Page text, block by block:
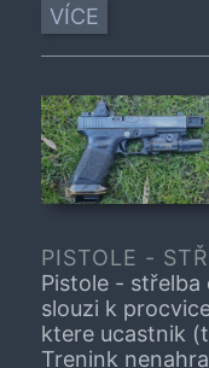
vas zcela nove,
vhodny kurz.
VÍCE
PISTOLE -
Pistole - střelba
slouzi k
ktere ucastnik
Trenink